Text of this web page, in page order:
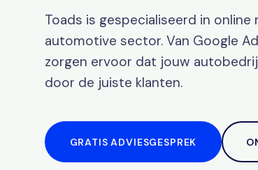
Toads is gespecialiseerd in online
automotive sector. Van Google
zorgen ervoor dat jouw
door de juiste klanten.
GRATIS ADVIESGESPREK